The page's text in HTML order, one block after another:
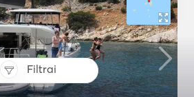
Filtrai